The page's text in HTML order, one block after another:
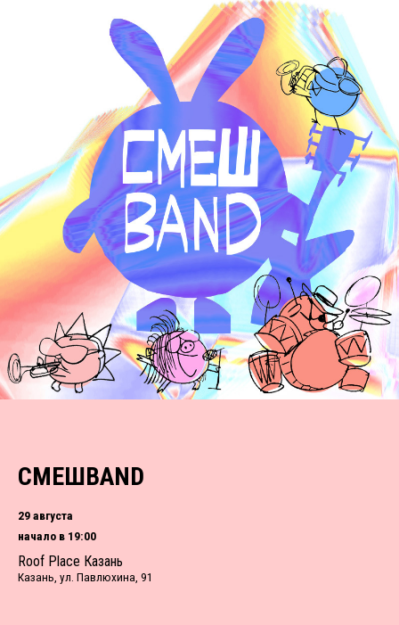
СМЕШBAND
29 августа
начало в 19:00
Roof Place Казань
Казань, ул. Павлюхина, 91